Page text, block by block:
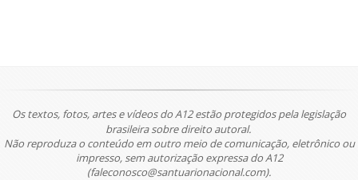
Os textos, fotos, artes e vídeos do A12 estão protegidos pela legislação
brasileira sobre direito autoral.
Não reproduza o conteúdo em outro meio de comunicação, eletrônico ou
impresso, sem autorização expressa do A12
(faleconosco@santuarionacional.com).